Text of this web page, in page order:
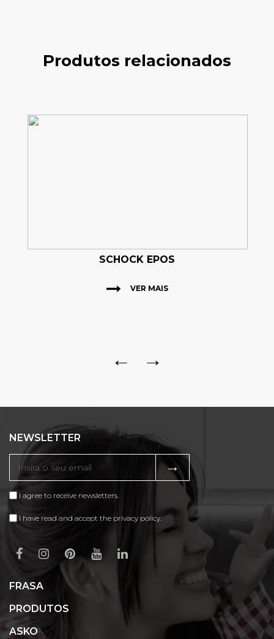
Produtos relacionados
SCHOCK EPOS
VER MAIS
← →
NEWSLETTER
→
I agree to receive newsletters.
I have read and accept the privacy policy.
FRASA
PRODUTOS
ASKO